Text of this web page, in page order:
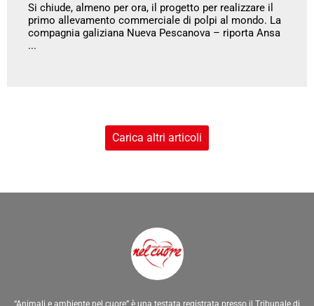
Si chiude, almeno per ora, il progetto per realizzare il
primo allevamento commerciale di polpi al mondo. La
compagnia galiziana Nueva Pescanova – riporta Ansa
...
Carica altri articoli
“Animali e ambiente nel cuore” è una testata registrata presso il Tribunale di